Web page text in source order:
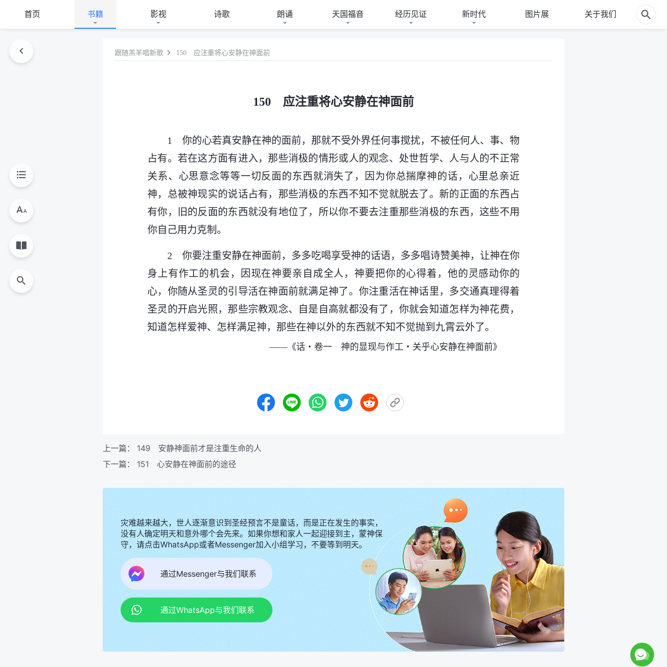
首页 书籍 影视 诗歌 朗诵 天国福音 经历见证 新时代 图片展 关于我们
跟随羔羊唱新歌 150 应注重将心安静在神面前
150 应注重将心安静在神面前
1 你的心若真安静在神的面前，那就不受外界任何事搅扰，不被任何人、事、物
占有。若在这方面有进入，那些消极的情形或人的观念、处世哲学、人与人的不正常
关系、心思意念等等一切反面的东西就消失了，因为你总揣摩神的话，心里总亲近
神，总被神现实的说话占有，那些消极的东西不知不觉就脱去了。新的正面的东西占
有你，旧的反面的东西就没有地位了，所以你不要去注重那些消极的东西，这些不用
你自己用力克制。
2 你要注重安静在神面前，多多吃喝享受神的话语，多多唱诗赞美神，让神在你
身上有作工的机会，因现在神要亲自成全人，神要把你的心得着，他的灵感动你的
心，你随从圣灵的引导活在神面前就满足神了。你注重活在神话里，多交通真理得着
圣灵的开启光照，那些宗教观念、自是自高就都没有了，你就会知道怎样为神花费，
知道怎样爱神、怎样满足神，那些在神以外的东西就不知不觉抛到九霄云外了。
——《话・卷一 神的显现与作工・关乎心安静在神面前》
上一篇： 149 安静神面前才是注重生命的人
下一篇： 151 心安静在神面前的途径
灾难越来越大，世人逐渐意识到圣经预言不是童话，而是正在发生的事实，
没有人确定明天和意外哪个会先来。如果你想和家人一起迎接到主，蒙神保
守，请点击WhatsApp或者Messenger加入小组学习，不要等到明天。
通过Messenger与我们联系
通过WhatsApp与我们联系